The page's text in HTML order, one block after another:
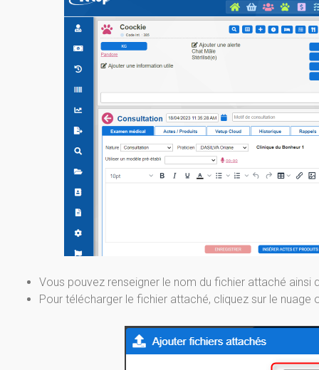
Vous pouvez renseigner le nom du fichier attaché ainsi
Pour télécharger le fichier attaché, cliquez sur le nuage